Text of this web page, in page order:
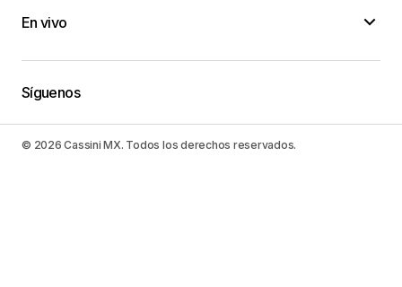
En vivo
Síguenos
© 2026 Cassini MX. Todos los derechos reservados.